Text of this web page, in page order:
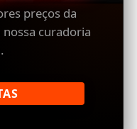
preços da
curadoria